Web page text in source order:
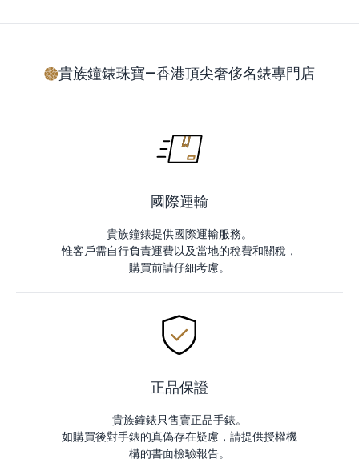
貴族鐘錶珠寶—香港頂尖奢侈名錶專門店
國際運輸
貴族鐘錶提供國際運輸服務。
惟客戶需自行負責運費以及當地的稅費和關稅，
購買前請仔細考慮。
正品保證
貴族鐘錶只售賣正品手錶。
如購買後對手錶的真偽存在疑慮，請提供授權機
構的書面檢驗報告。